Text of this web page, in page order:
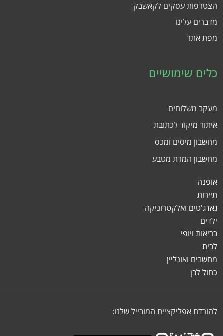
הצטרפות עסקים לקאשבק
מדברים עלינו
מפת אתר
כלים שימושיים
מעקב משלוחים
איתור מיקוד לכתובת
מחשבון מיסים ומכס
מחשבון המרת מטבע
אופנה
תיירות
גאדג'טים ואלקטרוניקה
ילדים
בריאות ויופי
לבית
מחשבים ואונליין
כחול לבן
להורדת אפליקציית המובייל שלנו: